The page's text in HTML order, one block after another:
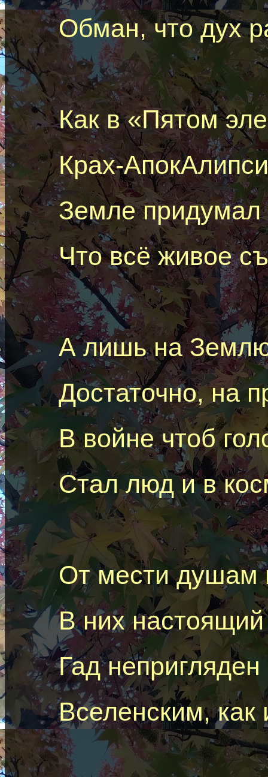
Обман, что дух
Как в «Пятом
Крах-
Земле придумал
Что всё живое
А лишь на Землю
Достаточно, на
В войне чтоб
Стал люд и в
От мести
В них настоящий
Гаднепригляден
Вселенским,